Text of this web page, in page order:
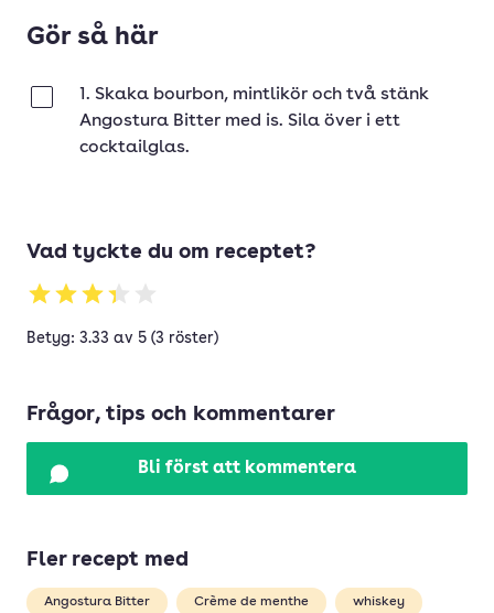
Gör så här
1. Skaka bourbon, mintlikör och två stänk
Angostura Bitter med is. Sila över i ett
cocktailglas.
Vad tyckte du om receptet?
Betyg: 3.33 av 5 (3 röster)
Frågor, tips och kommentarer
Bli först att kommentera
Fler recept med
Angostura Bitter Crème de menthe whiskey